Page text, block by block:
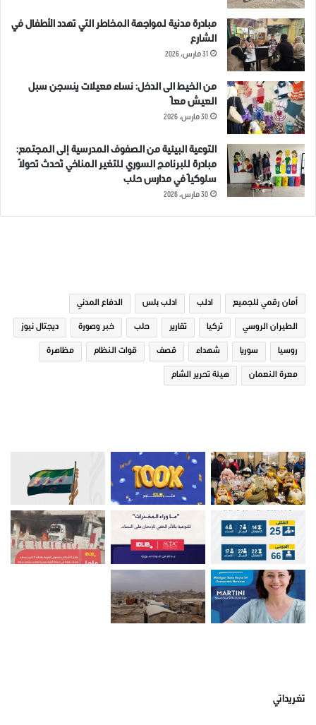
مبادرة مدنية لمواجهة المخاطر التي تهدد الأطفال في
الشارع
31 مارس، 2026
من الخيط الى الدخل: نساء معيلات ينسجن سبل
العيش معاً
30 مارس، 2026
التوعية البيئية من الصفوف المدرسية إلى المجتمع:
مبادرة للبرنامج السوري للتغير المناخي تُحدث تحولاً
سلوكياً في مدارس حلب
30 مارس، 2026
أمان رقمي للجميع ادلب ادلب بلس الدفاع المدني
الطيران الروسي تركيا تقارير حلب خبر وصورة ديجتال نيوز
روسيا سوريا شهداء قصف قوات النظام مظاهرة
معرة النعمان هيئة تحرير الشام
تغريداتي